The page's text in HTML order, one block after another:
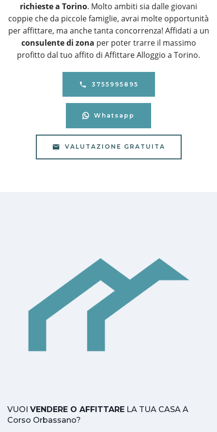
richieste a Torino. Molto ambiti sia dalle giovani
coppie che da piccole famiglie, avrai molte opportunità
per affittare, ma anche tanta concorrenza! Affidati a un
consulente di zona per poter trarre il massimo
profitto dal tuo affito di Affittare Alloggio a Torino.
3755995895
Whatsapp
VALUTAZIONE GRATUITA
VUOI VENDERE O AFFITTARE LA TUA CASA A
Corso Orbassano?